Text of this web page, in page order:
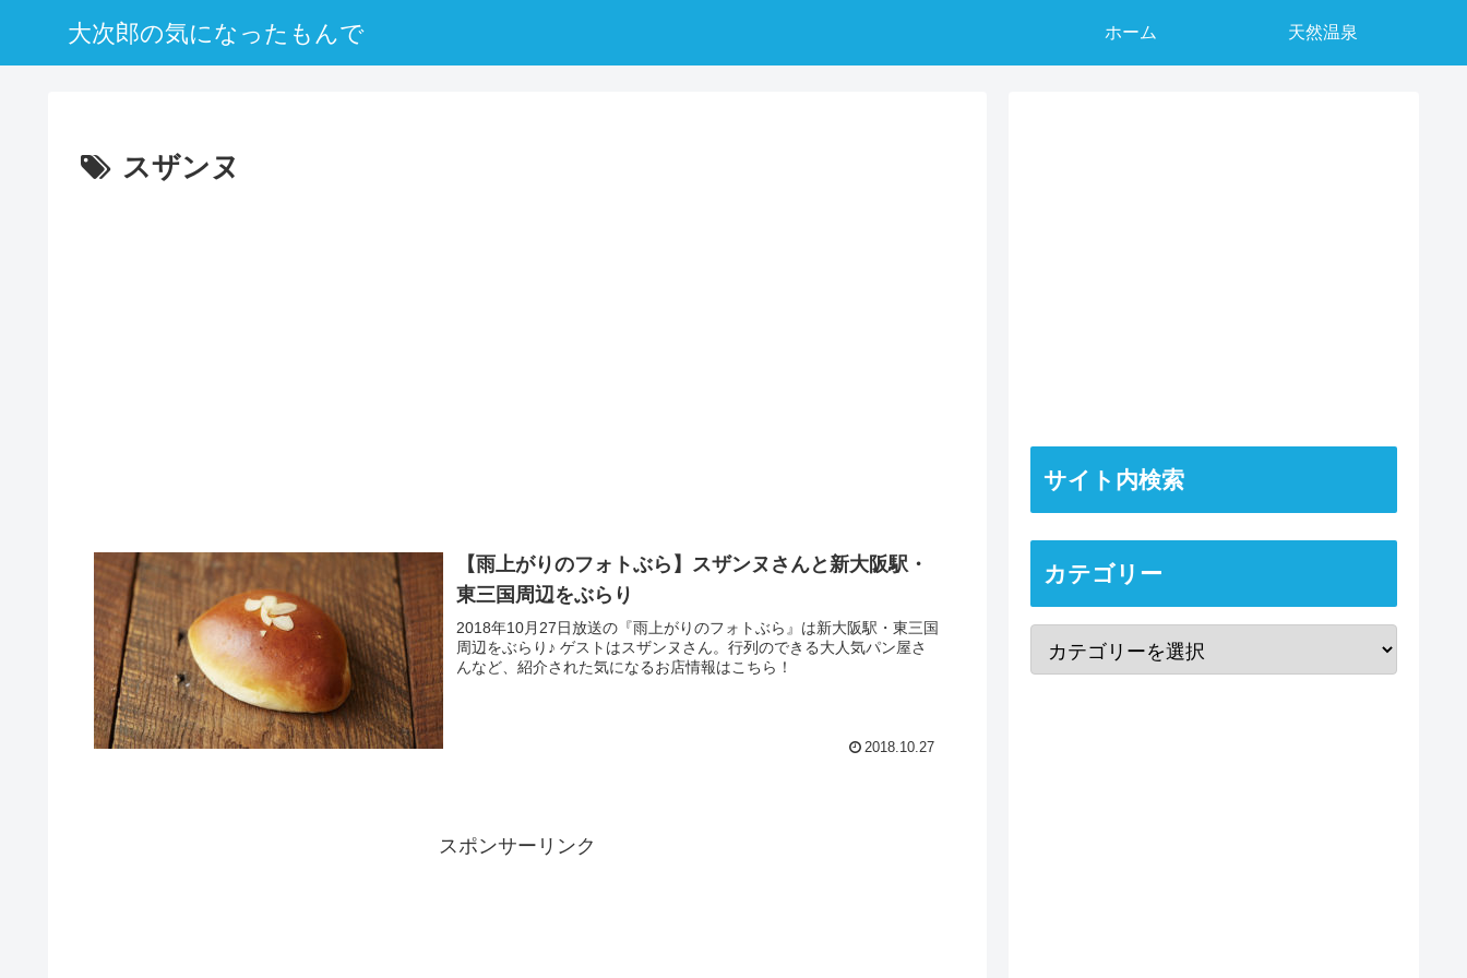
大次郎の気になったもんで ホーム 天然温泉
スザンヌ
【雨上がりのフォトぶら】スザンヌさんと新大阪駅・
東三国周辺をぶらり
2018年10月27日放送の『雨上がりのフォトぶら』は新大阪駅・東三国
周辺をぶらり♪ ゲストはスザンヌさん。行列のできる大人気パン屋さ
んなど、紹介された気になるお店情報はこちら！
2018.10.27
スポンサーリンク
サイト内検索
カテゴリー